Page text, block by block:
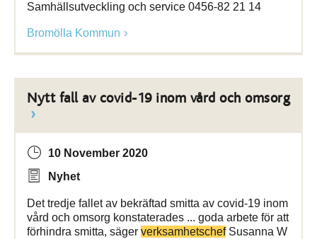
Samhällsutveckling och service 0456-82 21 14
Bromölla Kommun
Nytt fall av covid-19 inom vård och omsorg
10 November 2020
Nyhet
Det tredje fallet av bekräftad smitta av covid-19 inom
vård och omsorg konstaterades ... goda arbete för att
förhindra smitta, säger verksamhetschefSusanna W